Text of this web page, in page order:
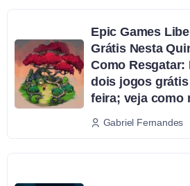
Epic Games
Grátis Nesta
Como Resgatar:
dois jogos
feira; veja como
Gabriel Fernandes